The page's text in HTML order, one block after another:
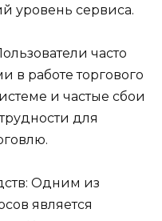
уровень сервиса.
часто
в работе торгового
и частые сбои
для
Одним из
является